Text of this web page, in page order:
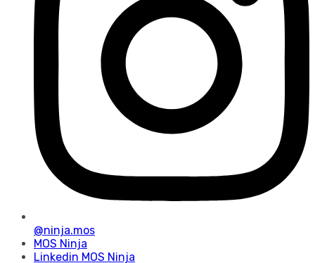
@ninja.mos
MOS Ninja
Linkedin MOS Ninja